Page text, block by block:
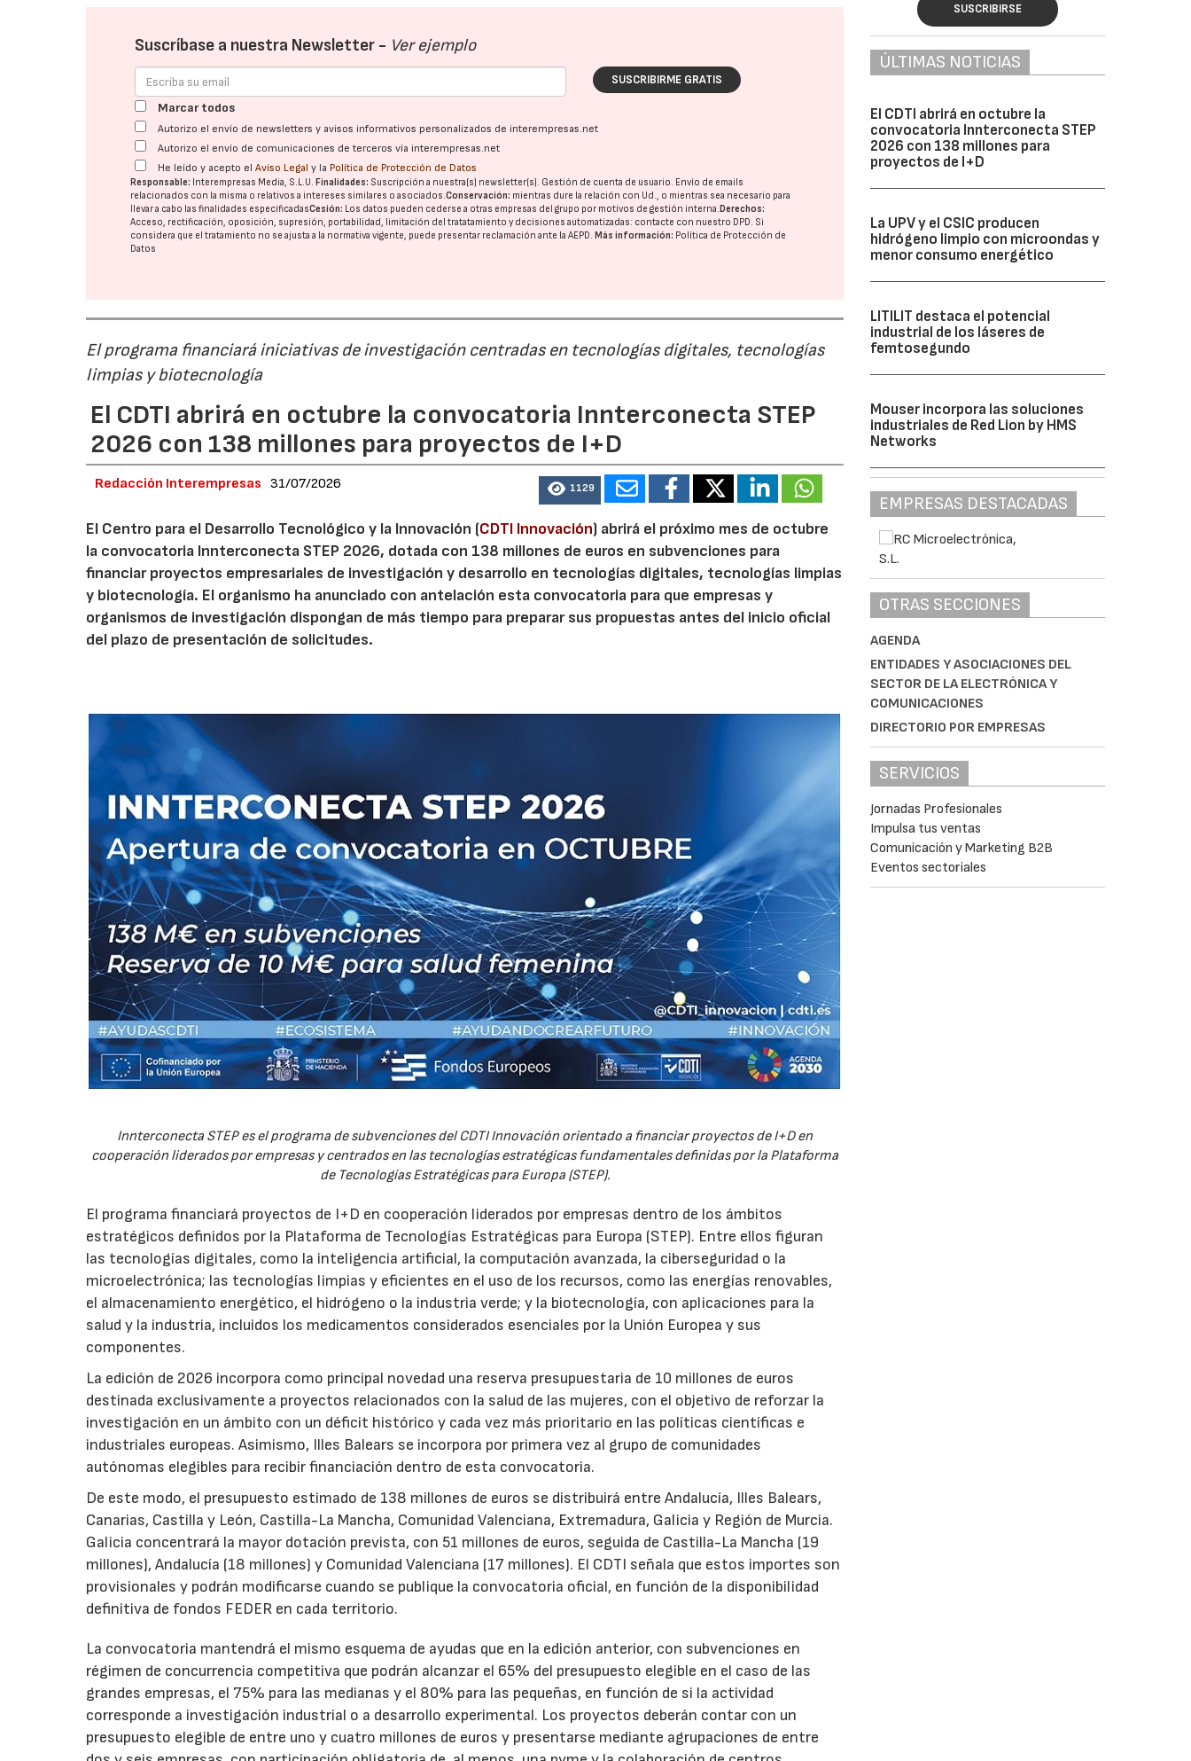
Suscríbase a nuestra Newsletter - Ver ejemplo
SUSCRIBIRME GRATIS
Marcar todos
Autorizo el envío de newsletters y avisos informativos personalizados de interempresas.net
Autorizo el envío de comunicaciones de terceros vía interempresas.net
He leído y acepto elAviso Legal y la Política de Protección de Datos
Responsable: Interempresas Media, S.L.U. Finalidades: Suscripción a nuestra(s) newsletter(s). Gestión de cuenta de usuario. Envío de emails
relacionados con la misma o relativos a intereses similares o asociados.Conservación: mientras dure la relación con Ud., o mientras sea necesario para
llevar a cabo las finalidades especificadasCesión: Los datos pueden cederse a otras empresas del grupo por motivos de gestión interna. Derechos:
Acceso, rectificación, oposición, supresión, portabilidad, limitación del tratatamiento y decisiones automatizadas: contacte con nuestro DPD. Si
considera que el tratamiento no se ajusta a la normativa vigente, puede presentar reclamación ante laAEPD. Más información: Política de Protección de
Datos
El programa financiará iniciativas de investigación centradas en tecnologías digitales, tecnologías
limpias y biotecnología
El CDTI abrirá en octubre la convocatoria Innterconecta STEP
2026 con 138 millones para proyectos de I+D
Redacción Interempresas 31/07/2026 1129
El Centro para el Desarrollo Tecnológico y la Innovación (CDTI Innovación) abrirá el próximo mes de octubre
la convocatoria Innterconecta STEP 2026, dotada con 138 millones de euros en subvenciones para
financiar proyectos empresariales de investigación y desarrollo en tecnologías digitales, tecnologías limpias
y biotecnología. El organismo ha anunciado con antelación esta convocatoria para que empresas y
organismos de investigación dispongan de más tiempo para preparar sus propuestas antes del inicio oficial
del plazo de presentación de solicitudes.
Innterconecta STEP es el programa de subvenciones del CDTI Innovación orientado a financiar proyectos de I+D en
cooperación liderados por empresas y centrados en las tecnologías estratégicas fundamentales definidas por la Plataforma
de Tecnologías Estratégicas para Europa (STEP).
El programa financiará proyectos de I+D en cooperación liderados por empresas dentro de los ámbitos
estratégicos definidos por la Plataforma de Tecnologías Estratégicas para Europa (STEP). Entre ellos figuran
las tecnologías digitales, como la inteligencia artificial, la computación avanzada, la ciberseguridad o la
microelectrónica; las tecnologías limpias y eficientes en el uso de los recursos, como las energías renovables,
el almacenamiento energético, el hidrógeno o la industria verde; y la biotecnología, con aplicaciones para la
salud y la industria, incluidos los medicamentos considerados esenciales por la Unión Europea y sus
componentes.
La edición de 2026 incorpora como principal novedad una reserva presupuestaria de 10 millones de euros
destinada exclusivamente a proyectos relacionados con la salud de las mujeres, con el objetivo de reforzar la
investigación en un ámbito con un déficit histórico y cada vez más prioritario en las políticas científicas e
industriales europeas. Asimismo, Illes Balears se incorpora por primera vez al grupo de comunidades
autónomas elegibles para recibir financiación dentro de esta convocatoria.
De este modo, el presupuesto estimado de 138 millones de euros se distribuirá entre Andalucía, Illes Balears,
Canarias, Castilla y León, Castilla-La Mancha, Comunidad Valenciana, Extremadura, Galicia y Región de Murcia.
Galicia concentrará la mayor dotación prevista, con 51 millones de euros, seguida de Castilla-La Mancha (19
millones), Andalucía (18 millones) y Comunidad Valenciana (17 millones). El CDTI señala que estos importes son
provisionales y podrán modificarse cuando se publique la convocatoria oficial, en función de la disponibilidad
definitiva de fondos FEDER en cada territorio.
La convocatoria mantendrá el mismo esquema de ayudas que en la edición anterior, con subvenciones en
régimen de concurrencia competitiva que podrán alcanzar el 65% del presupuesto elegible en el caso de las
grandes empresas, el 75% para las medianas y el 80% para las pequeñas, en función de si la actividad
corresponde a investigación industrial o a desarrollo experimental. Los proyectos deberán contar con un
presupuesto elegible de entre uno y cuatro millones de euros y presentarse mediante agrupaciones de entre
SUSCRIBIRSE
ÚLTIMAS NOTICIAS
El CDTI abrirá en octubre la
convocatoria Innterconecta STEP
2026 con 138 millones para
proyectos de I+D
La UPV y el CSIC producen
hidrógeno limpio con microondas y
menor consumo energético
LITILIT destaca el potencial
industrial de los láseres de
femtosegundo
Mouser incorpora las soluciones
industriales de Red Lion by HMS
Networks
EMPRESAS DESTACADAS
OTRAS SECCIONES
AGENDA
ENTIDADES Y ASOCIACIONES DEL
SECTOR DE LA ELECTRÓNICA Y
COMUNICACIONES
DIRECTORIO POR EMPRESAS
SERVICIOS
Jornadas Profesionales
Impulsa tus ventas
Comunicación y Marketing B2B
Eventos sectoriales